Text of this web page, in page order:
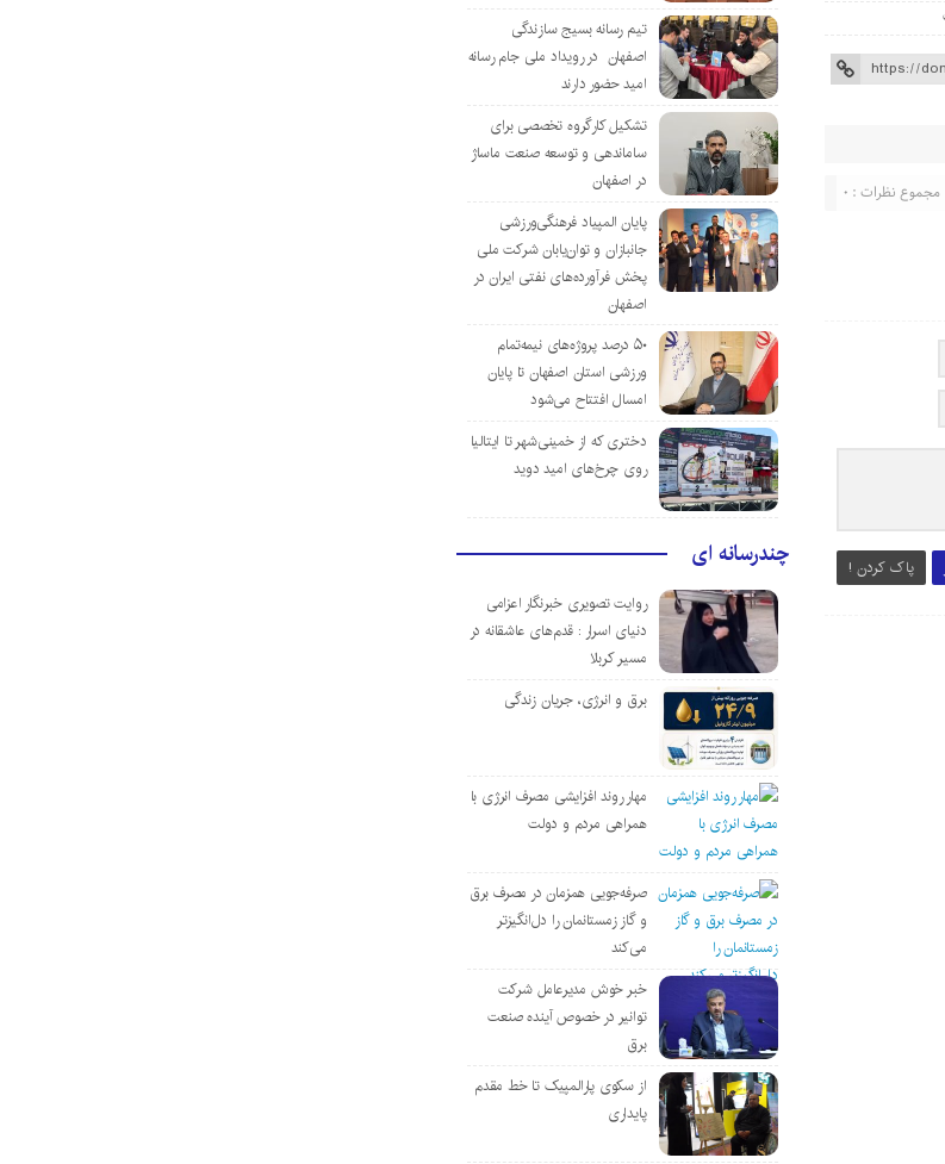
مجموع نظرات : 0
پاک کردن !
تیم رسانه بسیج سازندگی
اصفهان در رویداد ملی جام رسانه
امید حضور دارند
تشکیل کارگروه تخصصی برای
ساماندهی و توسعه صنعت ماساژ
در اصفهان
پایان المپیاد فرهنگی‌ورزشی
جانبازان و توان‌یابان شرکت ملی
پخش فرآورده‌های نفتی ایران در
اصفهان
۵۰ درصد پروژه‌های نیمه‌تمام
ورزشی استان اصفهان تا پایان
امسال افتتاح می‌شود
دختری که از خمینی‌شهر تا ایتالیا
روی چرخ‌های امید دوید
چندرسانه ای
روایت تصویری خبرنگار اعزامی
دنیای اسرار : قدم‌های عاشقانه در
مسیر کربلا
برق و انرژی، جریان زندگی
مهار روند افزایشی مصرف انرژی با
همراهی مردم و دولت
صرفه‌جویی همزمان در مصرف برق
و گاز زمستانمان را دل‌انگیزتر
می‌کند
خبر خوش مدیرعامل شرکت
توانیر در خصوص آینده صنعت
برق
از سکوی پارالمپیک تا خط مقدم
پایداری